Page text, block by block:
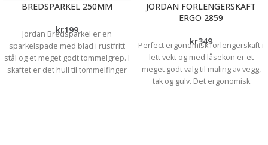
BREDSPARKEL 250MM
kr199
Jordan Bredsparkel er en
sparkelspade med blad i rustfritt
stål og et meget godt tommelgrep. I
skaftet er det hull til tommelfinger
JORDAN FORLENGERSKAFT
ERGO 2859
kr349
Perfect ergonomisk forlengerskaft i
lett vekt og med låsekon er et
meget godt valg til maling av vegg,
tak og gulv. Det ergonomisk